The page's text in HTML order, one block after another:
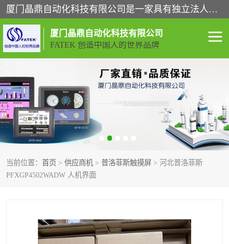
厦门晶鼎自动化科技有限公司是一家具有独立法人资格的高新技术企业；代理销售的产品有台湾威纶触摸屏，魏德米勒全系列，永宏触摸屏,威纶触摸屏,台湾威纶weinview触摸屏,台湾永宏PLC，FATEK,永宏伺服,图儿克总线，施耐德，欧姆龙，西门子，富士变频，K&N蓝系列， BUSSMANN，松下变频器，丹佛斯变频器等。
厦门晶鼎自动化科技有限公司
FATEK 创造中国人的世界品牌
当前位置： 首页 > 供应商机 > 普洛菲斯触摸屏 > 河北普洛菲斯
PFXGP4502WADW 人机界面
闽台永宏PLC WEINVIEW闽台威纶触摸
正弦变频器正弦伺服 魏德米勒接线端子
ABB电流开关 魏德米勒电源
丹佛斯变频器 MOXA通讯模块